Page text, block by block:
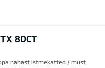
8DCT
nahast istmekatted / must